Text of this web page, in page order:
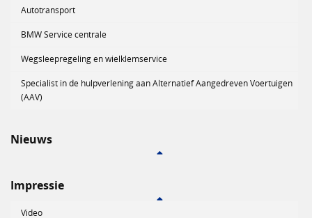
Autotransport
BMW Service centrale
Wegsleepregeling en wielklemservice
Specialist in de hulpverlening aan Alternatief Aangedreven Voertuigen
(AAV)
Nieuws
Impressie
Video